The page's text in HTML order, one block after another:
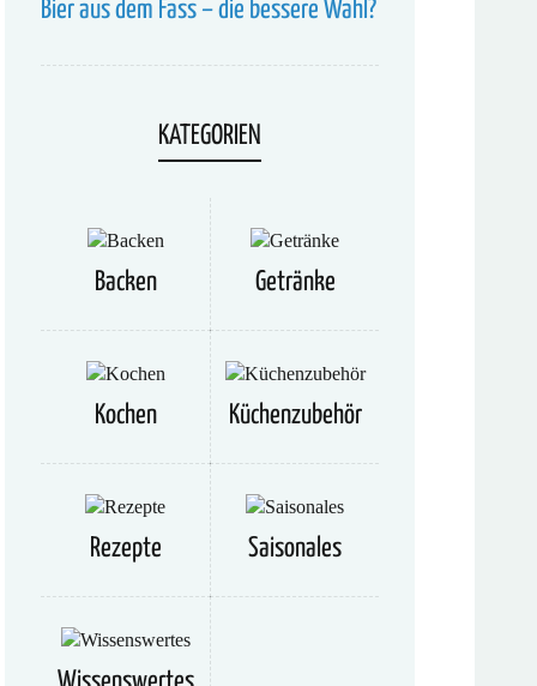
Bier aus dem Fass – die bessere Wahl?
KATEGORIEN
Backen Getränke
Kochen Küchenzubehör
Rezepte Saisonales